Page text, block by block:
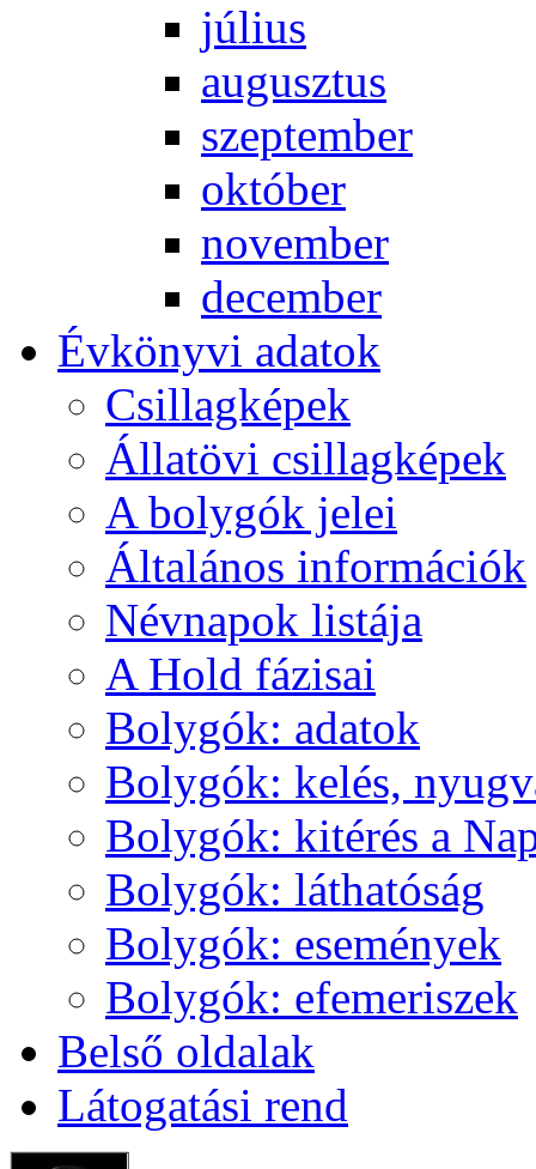
jú­li­us
au­gusz­tus
szep­tem­ber
ok­tó­ber
no­vem­ber
de­cem­ber
Év­köny­vi ada­tok
Csil­lag­ké­pek
Ál­lat­övi csil­lag­ké­pek
A boly­gók je­lei
Ál­ta­lá­nos in­for­má­ci­ók
Név­na­pok lis­tá­ja
A Hold fá­zi­sai
Boly­gók: ada­tok
Boly­gók: ke­lés,
Boly­gók: ki­té­rés a
Boly­gók: lát­ha­tó­ság
Boly­gók: ese­mé­nyek
Boly­gók: efe­me­ri­szek
Bel­ső ol­da­lak
Lá­to­ga­tá­si rend